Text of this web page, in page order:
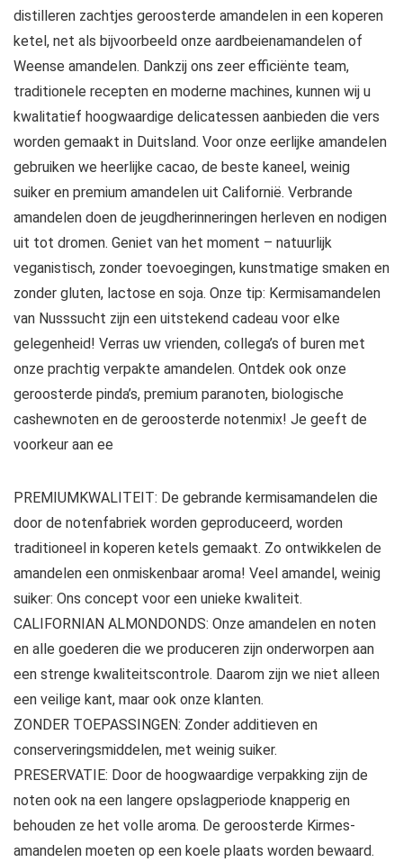
distilleren zachtjes geroosterde amandelen in een koperen
ketel, net als bijvoorbeeld onze aardbeienamandelen of
Weense amandelen. Dankzij ons zeer efficiënte team,
traditionele recepten en moderne machines, kunnen wij u
kwalitatief hoogwaardige delicatessen aanbieden die vers
worden gemaakt in Duitsland. Voor onze eerlijke amandelen
gebruiken we heerlijke cacao, de beste kaneel, weinig
suiker en premium amandelen uit Californië. Verbrande
amandelen doen de jeugdherinneringen herleven en nodigen
uit tot dromen. Geniet van het moment – natuurlijk
veganistisch, zonder toevoegingen, kunstmatige smaken en
zonder gluten, lactose en soja. Onze tip: Kermisamandelen
van Nusssucht zijn een uitstekend cadeau voor elke
gelegenheid! Verras uw vrienden, collega’s of buren met
onze prachtig verpakte amandelen. Ontdek ook onze
geroosterde pinda’s, premium paranoten, biologische
cashewnoten en de geroosterde notenmix! Je geeft de
voorkeur aan ee
PREMIUMKWALITEIT: De gebrande kermisamandelen die
door de notenfabriek worden geproduceerd, worden
traditioneel in koperen ketels gemaakt. Zo ontwikkelen de
amandelen een onmiskenbaar aroma! Veel amandel, weinig
suiker: Ons concept voor een unieke kwaliteit.
CALIFORNIAN ALMONDONDS: Onze amandelen en noten
en alle goederen die we produceren zijn onderworpen aan
een strenge kwaliteitscontrole. Daarom zijn we niet alleen
een veilige kant, maar ook onze klanten.
ZONDER TOEPASSINGEN: Zonder additieven en
conserveringsmiddelen, met weinig suiker.
PRESERVATIE: Door de hoogwaardige verpakking zijn de
noten ook na een langere opslagperiode knapperig en
behouden ze het volle aroma. De geroosterde Kirmes-
amandelen moeten op een koele plaats worden bewaard.